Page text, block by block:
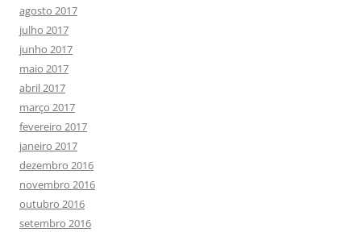
agosto 2017
julho 2017
junho 2017
maio 2017
abril 2017
março 2017
fevereiro 2017
janeiro 2017
dezembro 2016
novembro 2016
outubro 2016
setembro 2016